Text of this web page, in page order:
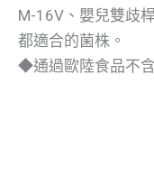
M-16V、嬰兒雙歧
都適合的菌株。
◆通過歐陸食品不